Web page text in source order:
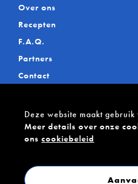
Over ons
Recepten
F.A.Q.
Partners
Contact
Copyright 2026. De Maere BV.
Webdesign by Webatvantage
Deze website maakt gebruik
Meer details over onze
ons cookiebeleid